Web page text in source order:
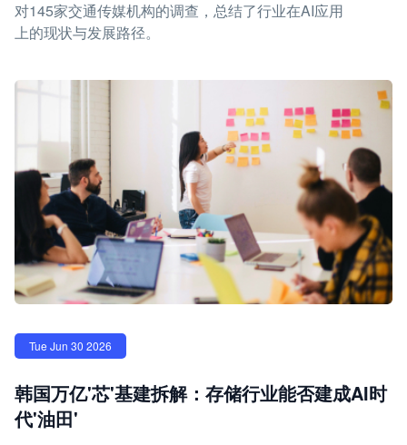
对145家交通传媒机构的调查，总结了行业在AI应用
上的现状与发展路径。
Tue Jun 30 2026
韩国万亿'芯'基建拆解：存储行业能否建成AI时
代'油田'